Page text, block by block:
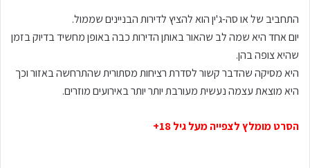
התחביב של או סה-ג'ין הוא להציץ לדירות הבניינים שממול.
יום אחד היא שמה לב שהאור באותן הדירות כבה באופן מחשיד בדיוק בזמן
שהיא צופה בהן.
היא מסיקה שהדבר קשור לסדרת רציחות מסתורית שהתרחשה באזור וכך
היא מוצאת עצמה נעשית מעורבת יותר יותר באירועים מוזרים.
הסרט מומלץ לצפייה מעל גיל 18+